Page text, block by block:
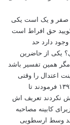
صفر و یک است یکی
حق افراط است
دارد حد
از حاضرین
همین تفسیر باشد
اعتدال را وقتی
رفتند پیش مقام معظم رهبری سال ۱۳۹۲ فرمودند تا
نکردند تعریف اش
کابینه مصاحبه
حد وسط ارسطویی